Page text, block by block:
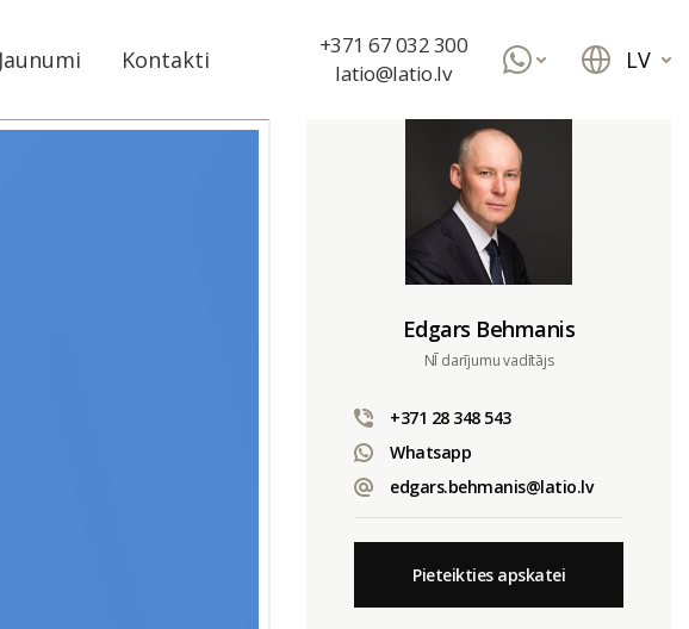
Jaunumi Kontakti
+371 67 032 300
latio@latio.lv
LV
Edgars Behmanis
NĪ darījumu vadītājs
+371 28 348 543
Whatsapp
edgars.behmanis@latio.lv
Pieteikties apskatei